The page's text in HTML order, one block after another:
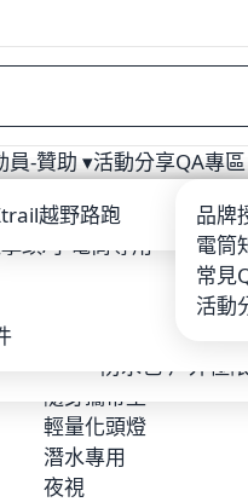
MAXTIM 台灣製造 MIT品牌
KLARUS
SkilHunt
Wuben
爆力遠射型
登山照遠-單鋰電
工作燈頭燈照廣
隨身攜帶型
輕量化頭燈
潛水專用
夜視
補光
戰術配件
輕量紡織品
鈦合金多功能工
防水包-戶外極限
充電
頭/手電筒專用
電筒
鋰電
員-贊助 ▾
越野路跑
活動分享QA專
品牌
電筒
常見
活動
PSK
18650
夾
$1,250
PSK最新推